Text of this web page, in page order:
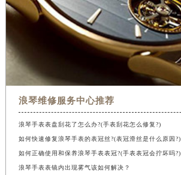
浪琴维修服务中心推荐
浪琴手表表盘刮花了怎么办?(手表刮花怎么修复?)
如何快速修复浪琴手表的表冠丝?(表冠滑丝是什么原因?)
如何正确使用和保养浪琴手表表冠?(手表表冠会拧坏吗?)
浪琴手表表镜内出现雾气该如何解决？